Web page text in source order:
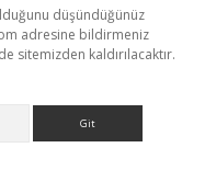
düşündüğünüz
adresine bildirmeniz
sitemizden kaldırılacaktır.